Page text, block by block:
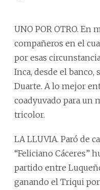
UNO POR OTRO.
compañeros en el
por esas
Inca, desde el banco,
Duarte. A lo mejor
coadyuvado para un
tricolor.
LA LLUVIA. Paró de
“Feliciano Cáceres”
partido entre
ganando el Triqui